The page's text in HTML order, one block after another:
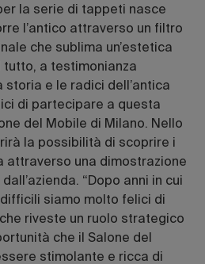
la serie di tappeti nasce
l’antico attraverso un filtro
che sublima un’estetica
tutto, a testimonianza
storia e le radici dell’antica
di partecipare a questa
del Mobile di Milano. Nello
la possibilità di scoprire i
attraverso una dimostrazione
“Dopo anni in cui
siamo molto felici di
riveste un ruolo strategico
che il Salone del
stimolante e ricca di